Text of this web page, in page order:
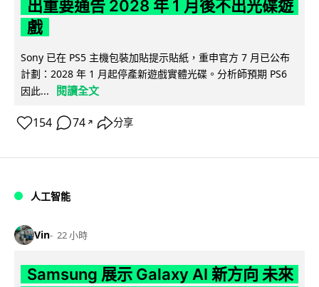
出重要通告 2028 年 1 月後不出光碟遊
戲
Sony 已在 PS5 主機包裝加貼提示貼紙，重申官方 7 月已公布
計劃：2028 年 1 月起停產新遊戲實體光碟。分析師預期 PS6
因此...
閱讀全文
154 74 ↗ 分享
人工智能
Vin 22 小時
Samsung 展示 Galaxy AI 新方向 未來